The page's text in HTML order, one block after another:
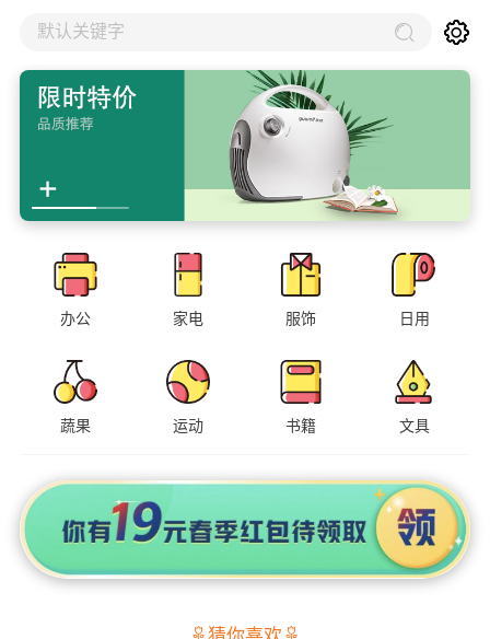
默认关键字
办公 家电 服饰 日用
蔬果 运动 书籍 文具